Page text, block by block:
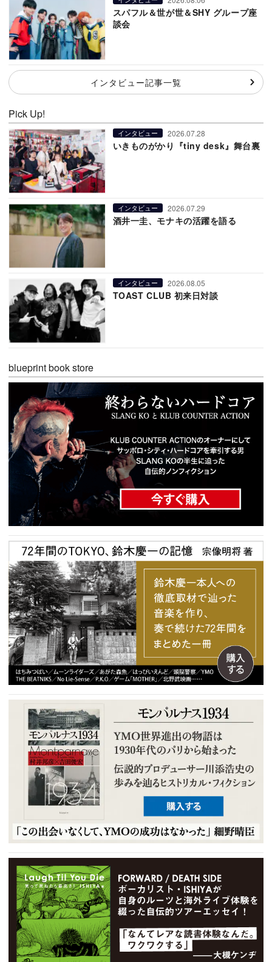
スパフル＆世が世＆SHY グループ座
談会
インタビュー記事一覧
Pick Up!
インタビュー 2026.07.28
いきものがかり『tiny desk』舞台裏
インタビュー 2026.07.29
酒井一圭、モナキの活躍を語る
インタビュー 2026.08.05
TOAST CLUB 初来日対談
blueprint book store